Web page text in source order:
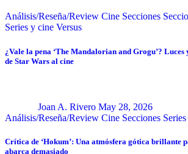
Análisis/Reseña/Review Cine Secciones
Series y cine Versus
¿Vale la pena ‘The Mandalorian and Grogu’? Luces
de Star Wars al cine
Joan A. Rivero May 28, 2026
Análisis/Reseña/Review Cine Secciones
Crítica de ‘Hokum’: Una atmósfera gótica brillante
abarca demasiado